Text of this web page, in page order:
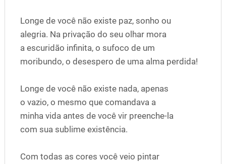
Longe de você não existe paz, sonho ou
alegria. Na privação do seu olhar mora
a escuridão infinita, o sufoco de um
moribundo, o desespero de uma alma perdida!
Longe de você não existe nada, apenas
o vazio, o mesmo que comandava a
minha vida antes de você vir preenche-la
com sua sublime existência.
Com todas as cores você veio pintar